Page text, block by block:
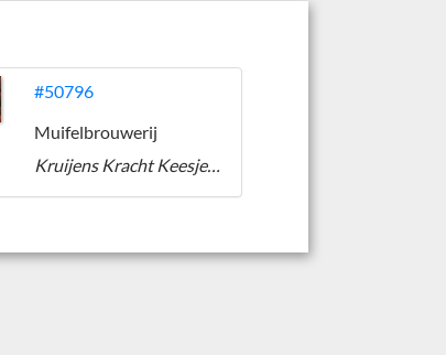
#50796
Muifelbrouwerij
Kruijens Kracht Keesje-Beer